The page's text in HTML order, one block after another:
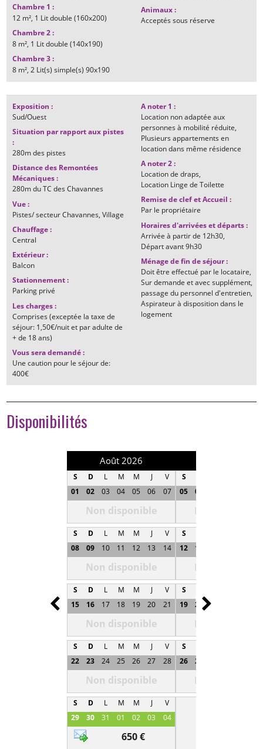
Chambre 1:
12 m² 1 Lit double (160x200)
Chambre 2:
8 m² 1 Lit double (140x190)
Chambre 3:
8 m² 2 Lit(s) simple(s) 90x190
Animaux:
Acceptés sous réserve
Exposition:
Sud/Ouest
Situation par rapport aux pistes
:
280mdes pistes
Distance des Remontées
Mécaniques:
280mdu TC des Chavannes
Vue:
Pistes/ secteur Chavannes Village
Chauffage:
Central
Extérieur:
Balcon
Stationnement:
Parking privé
Les charges:
Comprises (exceptée la taxe de
séjour: 1,50€/nuit et par adulte de
+ de 18 ans)
Vous sera demandé:
Une caution pour le séjour de:
400€
A noter 1 :
Location non adaptée aux
personnes à mobilité réduite
Plusieurs appartements en
location dans même résidence
A noter 2:
Location de draps
Location Linge de Toilette
Remise de clef et Accueil :
Par le propriétaire
Horaires d'arrivées et départs:
Arrivée à partir de 12h30
Départ avant9h30
Ménage de fin de séjour:
Doit être effectué par le locataire
Sur demande et avec supplément,
passage du personnel d'entretien
Aspirateur à disposition dans le
logement
Disponibilités
Août 2026
S D L M M J
V
01
02 03 04 05 06 07
Non disponible
S D L M M J
V
08
09 10 11 12 13 14
Non disponible
S D L M M J
V
15
16 17 18 19 20 21
Non disponible
S D L M M J
V
22
23 24 25 26 27 28
Non disponible
S D L M M J
V
29
30 31 01 02 03 04
650 €
S
05
06
Non
S
12
13
Non
S
19
20 21
Non
S
26
27
Non
Prev Next